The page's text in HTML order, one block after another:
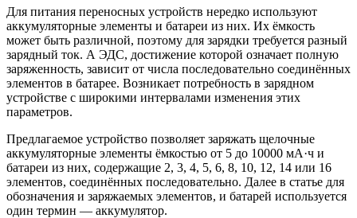
Для питания переносных устройств нередко используют
аккумуляторные элементы и батареи из них. Их ёмкость
может быть различной, поэтому для зарядки требуется разный
зарядный ток. А ЭДС, достижение которой означает полную
заряженность, зависит от числа последовательно соединённых
элементов в батарее. Возникает потребность в зарядном
устройстве с широкими интервалами изменения этих
параметров.
Предлагаемое устройство позволяет заряжать щелочные
аккумуляторные элементы ёмкостью от 5 до 10000 мА·ч и
батареи из них, содержащие 2, 3, 4, 5, 6, 8, 10, 12, 14 или 16
элементов, соединённых последовательно. Далее в статье для
обозначения и заряжаемых элементов, и батарей используется
один термин — аккумулятор.